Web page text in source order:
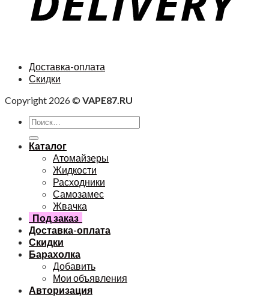
Доставка-оплата
Скидки
Copyright 2026 © VAPE87.RU
Каталог
Атомайзеры
Жидкости
Расходники
Самозамес
Жвачка
Под заказ
Доставка-оплата
Скидки
Барахолка
Добавить
Мои объявления
Авторизация